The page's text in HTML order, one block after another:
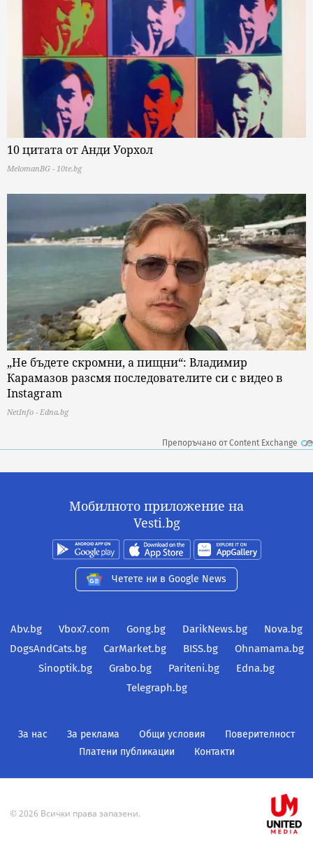
10 цитата от Анди Уорхол
MelomanBG - 10te.bg
„Не бъдете скромни, а пищни“: Владимир
Карамазов разсмя последователите си с видео в
Instagram
NetInfo - Edna.bg
Препоръчано от Content Exchange
Мобилното приложение на
Vesti.bg
Четете ни в Google News
Abv.bg Vbox7.com Gong.bg DarikNews.bg
Nova.bg
DogsAndCats.bg
CarMarket.bg BISS.bg
Ohnamama.bg
Sinoptik.bg
Grabo.bg Pariteni.bg
Edna.bg
Telegraph.bg
За нас За реклама Общи условия
Поверителност
Платени публикации
Контакти
© 2026 Всички права запазени.